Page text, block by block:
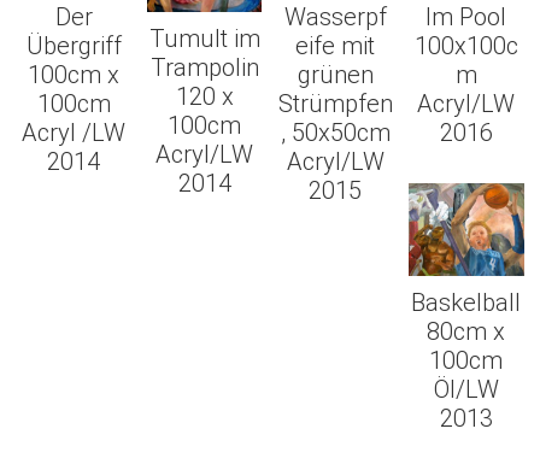
Der
Übergriff
100cm x
100cm
Acryl /LW
2014
Tumult im
Trampolin
120 x
100cm
Acryl/LW
2014
Wasserpf
eife mit
grünen
Strümpfen
, 50x50cm
Acryl/LW
2015
Im Pool
100x100c
m
Acryl/LW
2016
Baskelball
80cm x
100cm
Öl/LW
2013